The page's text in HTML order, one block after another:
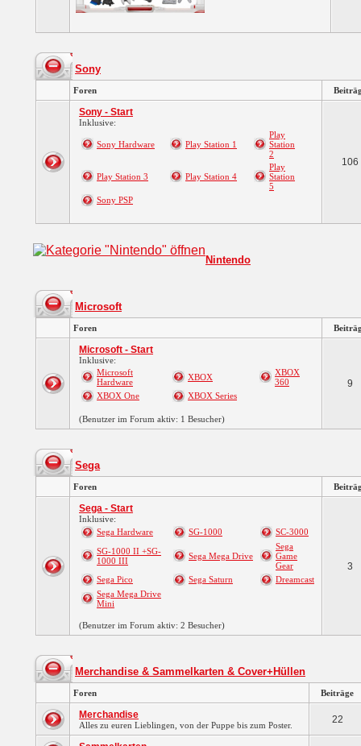
Sony
Foren
Sony - Start
Inklusive:
Sony Hardware Play Station 1
Play
Station
2
Play Station 3 Play Station 4
Play
Station
5
Sony PSP
106
Nintendo
Microsoft
Foren
Microsoft - Start
Inklusive:
Microsoft
Hardware
XBOX
XBOX
360
XBOX One
XBOX Series
(Benutzer im Forum aktiv: 1 Besucher)
9
Sega
Foren
Sega - Start
Inklusive:
Sega Hardware
SG-1000
SC-3000
SG-1000 II +SG-
1000 III
Sega Mega Drive
Sega
Game
Gear
Sega Pico
Sega Saturn
Dreamcast
Sega Mega Drive
Mini
(Benutzer im Forum aktiv: 2 Besucher)
3
Merchandise & Sammelkarten & Cover+Hüllen
Foren Beiträge
Merchandise
Alles zu euren Lieblingen, von der Puppe bis zum Poster. 22